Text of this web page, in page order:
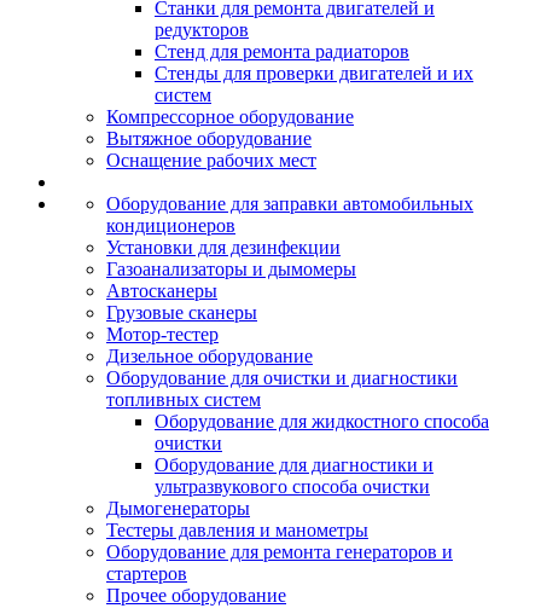
Станки для ремонта двигателей и
редукторов
Стенд для ремонта радиаторов
Стенды для проверки двигателей и их
систем
Компрессорное оборудование
Вытяжное оборудование
Оснащение рабочих мест
Оборудование для заправки автомобильных
кондиционеров
Установки для дезинфекции
Газоанализаторы и дымомеры
Автосканеры
Грузовые сканеры
Мотор-тестер
Дизельное оборудование
Оборудование для очистки и диагностики
топливных систем
Оборудование для жидкостного способа
очистки
Оборудование для диагностики и
ультразвукового способа очистки
Дымогенераторы
Тестеры давления и манометры
Оборудование для ремонта генераторов и
стартеров
Прочее оборудование